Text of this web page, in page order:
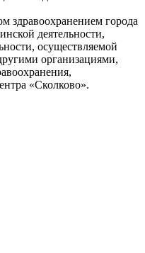
здравоохранением города
деятельности,
осуществляемой
организациями,
«Сколково».